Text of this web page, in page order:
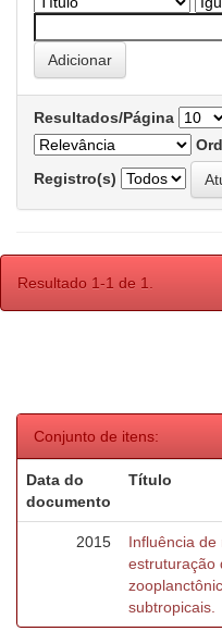
Resultados/Página
Registro(s)
Resultado 1-1 de 1.
Conjunto de itens:
Data do
documento
Título
2015
Influência de
estruturação
subtropicais.